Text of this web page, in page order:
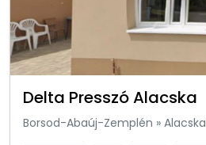
Delta Presszó Alacska
Borsod-Abaúj-Zemplén » Alacska